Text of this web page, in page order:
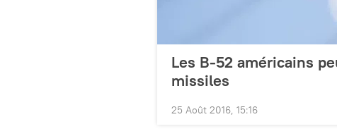
Les B-52 américains
missiles
25 Août 2016, 15:16